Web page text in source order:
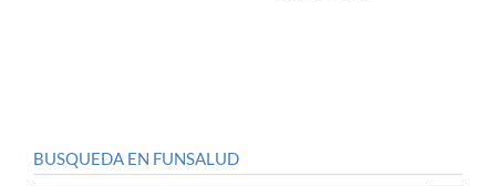
BUSQUEDA EN FUNSALUD